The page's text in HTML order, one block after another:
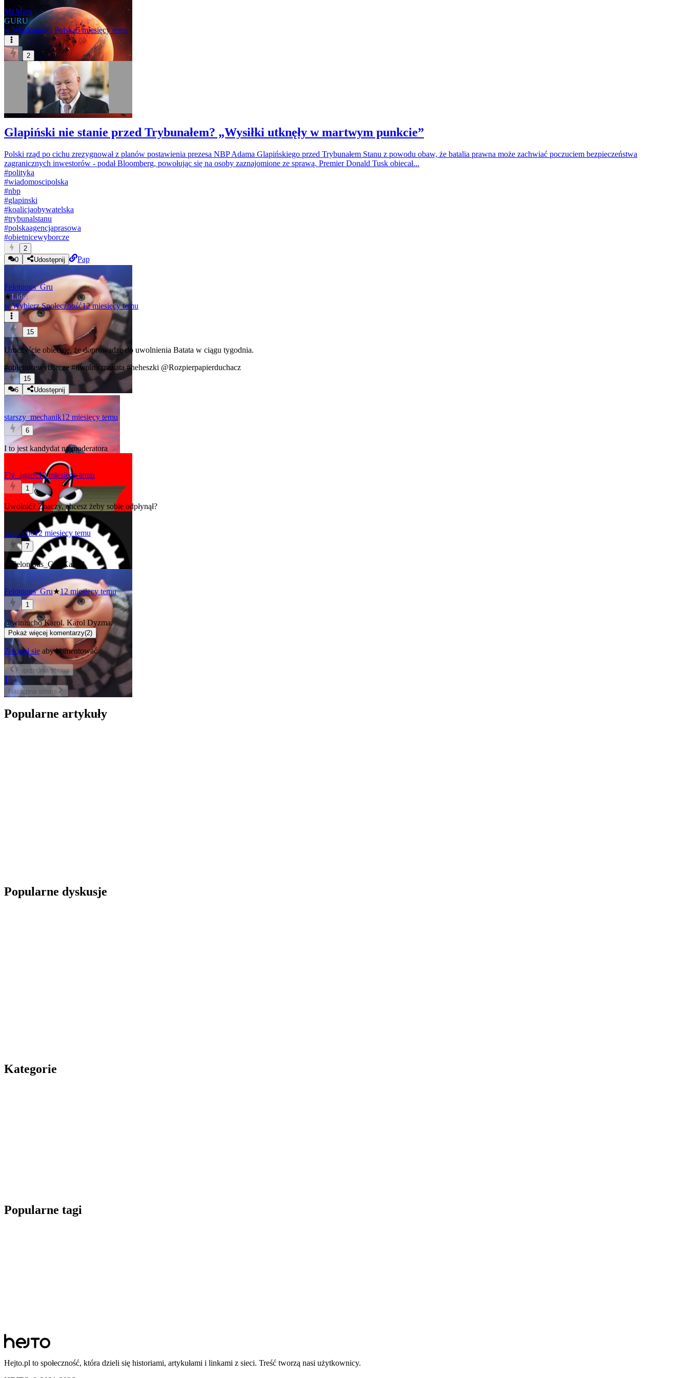
Mr.Mars
GURU
w Wiadomości Polska5 miesięcy temu
2
Glapiński nie stanie przed Trybunałem? „Wysiłki utknęły w martwym punkcie”
Polski rząd po cichu zrezygnował z planów postawienia prezesa NBP Adama Glapińskiego przed Trybunałem Stanu z powodu obaw, że batalia prawna może zachwiać poczuciem bezpieczeństwa
zagranicznych inwestorów - podał Bloomberg, powołując się na osoby zaznajomione ze sprawą. Premier Donald Tusk obiecał...
#polityka
#wiadomoscipolska
#nbp
#glapinski
#koalicjaobywatelska
#trybunalstanu
#polskaagencjaprasowa
#obietnicewyborcze
2
0
Udostępnij Pap
Felonious_Gru
★Lider
w Wybierz Społeczność12 miesięcy temu
15
Uroczyście obiecuję, że doprowadzę do uwolnienia Batata w ciągu tygodnia.
#obietnicewyborcze #uwolnicmanata #heheszki @Rozpierpapierduchacz
15
6
Udostępnij
starszy_mechanik12 miesięcy temu
6
I to jest kandydat na moderatora
Fly_agaric12 miesięcy temu
1
Uwolnić? Znaczy, chcesz żeby sobie odpłynął?
winiucho12 miesięcy temu
7
@Felonious_Gru Karol?
Felonious_Gru★12 miesięcy temu
1
@winiuchoKarol. Karol Dyzma.
Pokaż więcej komentarzy(2)
Zaloguj się aby komentować
Poprzednia strona
1
Następna strona
Popularne artykuły
Popularne dyskusje
Kategorie
Popularne tagi
Hejto.pl to społeczność, która dzieli się historiami, artykułami i linkami z sieci. Treść tworzą nasi użytkownicy.